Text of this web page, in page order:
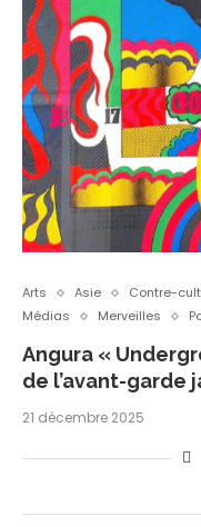
Arts Asie Contre-
Médias
Merveilles
Angura «
de l’avant-garde
21 décembre 2025